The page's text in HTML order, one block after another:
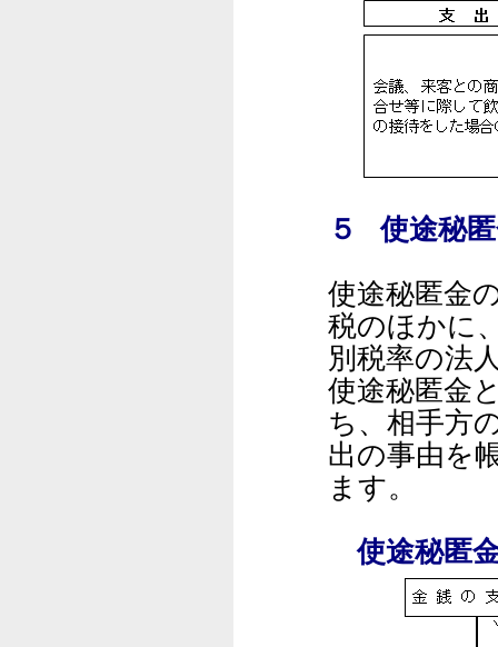
５ 使途秘
使途秘匿金
税のほかに
別税率の法
使途秘匿金
ち、相手方
出の事由を
ます。
使途秘匿